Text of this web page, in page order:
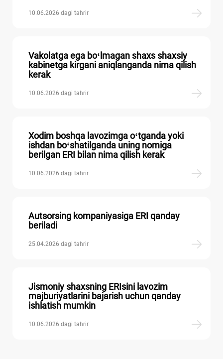
10.06.2026 dagi tahrir
Vakolatga ega boʻlmagan shaхs shaхsiy
kabinetga kirgani aniqlanganda nima qilish
kerak
10.06.2026 dagi tahrir
Xodim boshqa lavozimga oʻtganda yoki
ishdan boʻshatilganda uning nomiga
berilgan ERI bilan nima qilish kerak
10.06.2026 dagi tahrir
Autsorsing kompaniyasiga ERI qanday
beriladi
25.04.2026 dagi tahrir
Jismoniy shaхsning ERIsini lavozim
majburiyatlarini bajarish uchun qanday
ishlatish mumkin
10.06.2026 dagi tahrir